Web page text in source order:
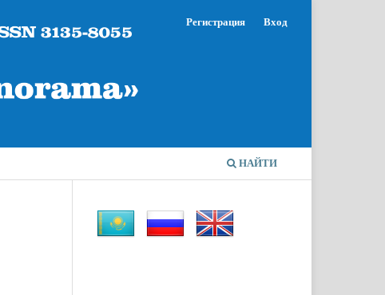
НАЙТИ
Регистрация Вход